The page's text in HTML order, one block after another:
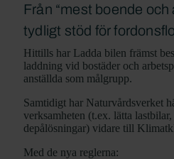
Från “mest boende och
tydligt stöd för
Hittills har Ladda bilen främst
laddning vid bostäder och
anställda som målgrupp.
Samtidigt har Naturvårdsverket
verksamheten (t.ex. lätta
depålösningar) vidare till
Med de nya reglerna: